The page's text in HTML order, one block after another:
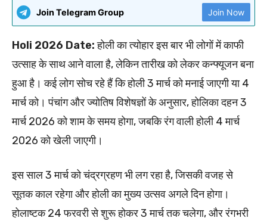
Join Telegram Group Join Now
Holi 2026 Date:होली का त्योहार इस बार भी लोगों में काफी
उत्साह के साथ आने वाला है, लेकिन तारीख को लेकर कन्फ्यूजन बना
हुआ है। कई लोग सोच रहे हैं कि होली 3 मार्च को मनाई जाएगी या 4
मार्च को। पंचांग और ज्योतिष विशेषज्ञों के अनुसार, होलिका दहन 3
मार्च 2026 को शाम के समय होगा, जबकि रंग वाली होली 4 मार्च
2026 को खेली जाएगी।
इस साल 3 मार्च को चंद्रग्रहण भी लग रहा है, जिसकी वजह से
सूतक काल रहेगा और होली का मुख्य उत्सव अगले दिन होगा।
होलाष्टक 24 फरवरी से शुरू होकर 3 मार्च तक चलेगा, और रंगभरी